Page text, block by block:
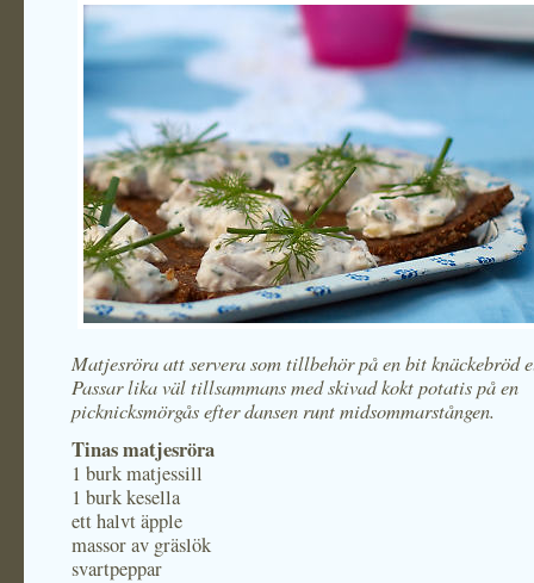
Matjesröra att servera som tillbehör på en bit knäckebröd
Passar lika väl tillsammans med skivad kokt potatis på en
picknicksmörgås efter dansen runt midsommarstången.
Tinas matjesröra
1 burk matjessill
1 burk kesella
ett halvt äpple
massor av gräslök
svartpeppar